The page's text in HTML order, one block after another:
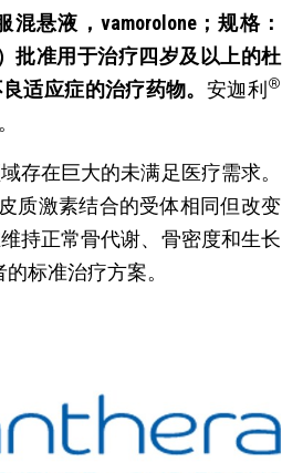
悬液，vamorolone；规格：
批准用于治疗四岁及以上的杜
适应症的治疗药物。 安迦利 ®
存在巨大的未满足医疗需求。
质激素结合的受体相同但改变
持正常骨代谢、骨密度和生长
标准治疗方案。